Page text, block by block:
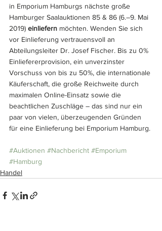
in Emporium Hamburgs nächste große
Hamburger Saalauktionen 85 & 86 (6.–9. Mai
2019) einliefern möchten. Wenden Sie sich
vor Einlieferung vertrauensvoll an
Abteilungsleiter Dr. Josef Fischer. Bis zu 0%
Einliefererprovision, ein unverzinster
Vorschuss von bis zu 50%, die internationale
Käuferschaft, die große Reichweite durch
maximalen Online-Einsatz sowie die
beachtlichen Zuschläge – das sind nur ein
paar von vielen, überzeugenden Gründen
für eine Einlieferung bei Emporium Hamburg.
#Auktionen #Nachbericht #Emporium
#Hamburg
Handel